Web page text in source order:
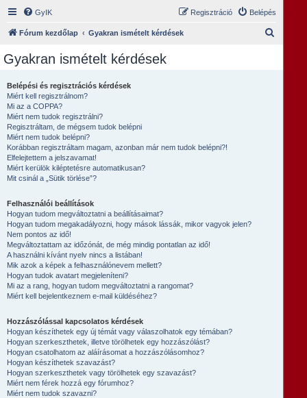
GyIK Belépés
Regisztráció
Fórum kezdőlap Gyakran ismételt kérdések
Gyakran ismételt kérdések
Belépési és regisztrációs kérdések
Miért kell regisztrálnom?
Mi az a COPPA?
Miért nem tudok regisztrálni?
Regisztráltam, de mégsem tudok belépni
Miért nem tudok belépni?
Korábban regisztráltam magam, azonban már nem tudok belépni?!
Elfelejtettem a jelszavamat!
Miért kerülök kiléptetésre automatikusan?
Mit csinál a „Sütik törlése”?
Felhasználói beállítások
Hogyan tudom megváltoztatni a beállításaimat?
Hogyan tudom megakadályozni, hogy mások lássák, mikor vagyok jelen?
Nem pontos az idő!
Megváltoztattam az időzónát, de még mindig pontatlan az idő!
A használni kívánt nyelv nincs a listában!
Mik azok a képek a felhasználónevem mellett?
Hogyan tudok avatart megjeleníteni?
Mi az a rang, hogyan tudom megváltoztatni a rangomat?
Miért kell bejelentkeznem e-mail küldéséhez?
Hozzászólással kapcsolatos kérdések
Hogyan készíthetek egy új témát vagy válaszolhatok egy témában?
Hogyan szerkeszthetek, illetve törölhetek egy hozzászólást?
Hogyan csatolhatom az aláírásomat a hozzászólásomhoz?
Hogyan készíthetek szavazást?
Hogyan szerkeszthetek vagy törölhetek egy szavazást?
Miért nem férek hozzá egy fórumhoz?
Miért nem tudok szavazni?